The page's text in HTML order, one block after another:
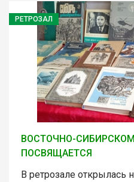
РЕТРОЗАЛ
ВОСТОЧНО-
ПОСВЯЩАЕТСЯ
В ретрозале открылась